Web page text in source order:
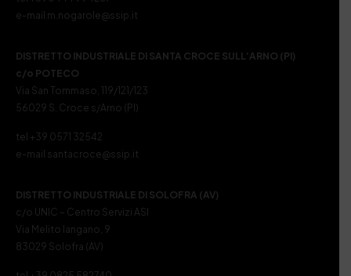
e-mail m.nogarole@ssip.it
DISTRETTO INDUSTRIALE DI SANTA CROCE SULL’ARNO (PI)
c/o POTECO
Via San Tommaso, 119/121/123
56029 S. Croce s/Arno (PI)
tel +39 0571 32542
e-mail santacroce@ssip.it
DISTRETTO INDUSTRIALE DI SOLOFRA (AV)
c/o UNIC – Centro Servizi ASI
Via Melito Iangano, 9
83029 Solofra (AV)